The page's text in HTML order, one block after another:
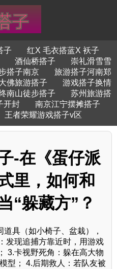
子
红X 毛衣搭蓝X 袄子
酒仙桥搭子
崇礼滑雪雪
搭子南京
旅游搭子河南郑
佛旅游搭子
游戏搭子换情
南山徒步搭子
苏州旅游搭
开封
南京江宁摆摊搭子
王者荣耀游戏搭子v区
-在《蛋仔派
里，如何和
“躲藏方”？
具（如小椅子、盆栽），
发现追捕方靠近时，用游戏
3.卡视野死角：躲在高大物
型； 4.后期救人：若队友被